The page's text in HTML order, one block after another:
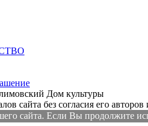
Дом культуры
сайта без согласия его
сайта. Если Вы продолжите